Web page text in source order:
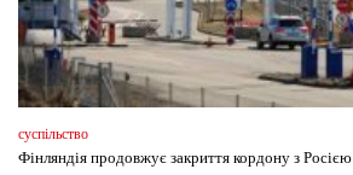
суспільство
Фінляндія продовжує закриття кордону з Росією